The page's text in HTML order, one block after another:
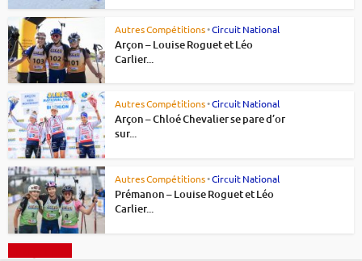
Autres Compétitions•Circuit National
Arçon – Louise Roguet et Léo
Carlier...
Autres Compétitions•Circuit National
Arçon – Chloé Chevalier se pare d’or
sur...
Autres Compétitions•Circuit National
Prémanon – Louise Roguet et Léo
Carlier...